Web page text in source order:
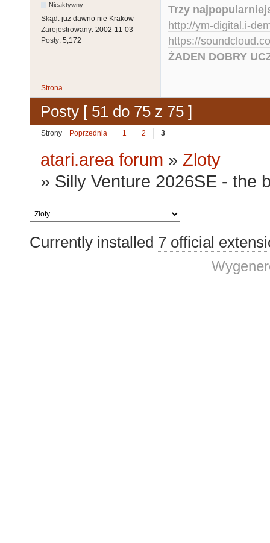
Nieaktywny
Skąd: już dawno nie Krakow
Zarejestrowany: 2002-11-03
Posty: 5,172
Trzy
http://ym-digital.i-
https://
ŻADEN DOBRY
Strona
Posty [ 51 do 75 z 75 ]
Strony Poprzednia 1 2 3
atari.area forum » Zloty
» Silly Venture 2026SE - the
Currently installed 7 official